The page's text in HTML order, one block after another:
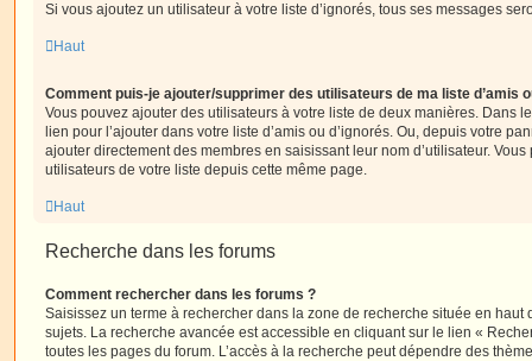
Si vous ajoutez un utilisateur à votre liste d’ignorés, tous ses messages
Haut
Comment puis-je ajouter/supprimer des utilisateurs de ma liste d’amis
Vous pouvez ajouter des utilisateurs à votre liste de deux manières. Dans
lien pour l’ajouter dans votre liste d’amis ou d’ignorés. Ou, depuis votre
ajouter directement des membres en saisissant leur nom d’utilisateur.
utilisateurs de votre liste depuis cette même page.
Haut
Recherche dans les forums
Comment rechercher dans les forums ?
Saisissez un terme à rechercher dans la zone de recherche située en haut
sujets. La recherche avancée est accessible en cliquant sur le lien «
toutes les pages du forum. L’accès à la recherche peut dépendre des